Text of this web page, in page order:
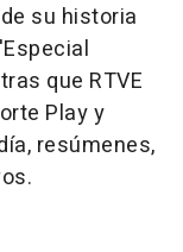
su historia
que RTVE
Play y
resúmenes,